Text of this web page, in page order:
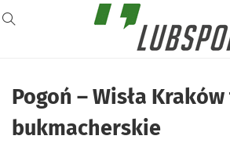
Pogoń – Wisła
bukmacherskie